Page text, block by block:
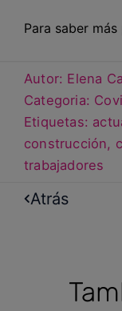
Para saber más
Autor: Elena
Categoria:
Etiquetas:
construcción,
trabajadores
Atrás